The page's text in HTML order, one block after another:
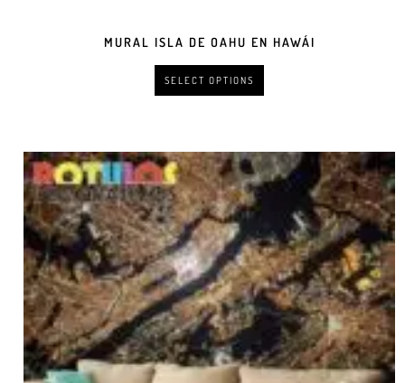
MURAL ISLA DE OAHU EN HAWÁI
SELECT OPTIONS